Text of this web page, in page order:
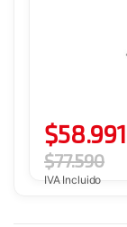
$58.991
$77.590
IVA Incluido